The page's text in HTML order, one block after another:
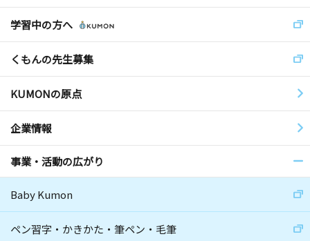
学習中の方へ
くもんの先生募集
KUMONの原点
企業情報
事業・活動の広がり
Baby Kumon
ペン習字・かきかた・筆ペン・毛筆